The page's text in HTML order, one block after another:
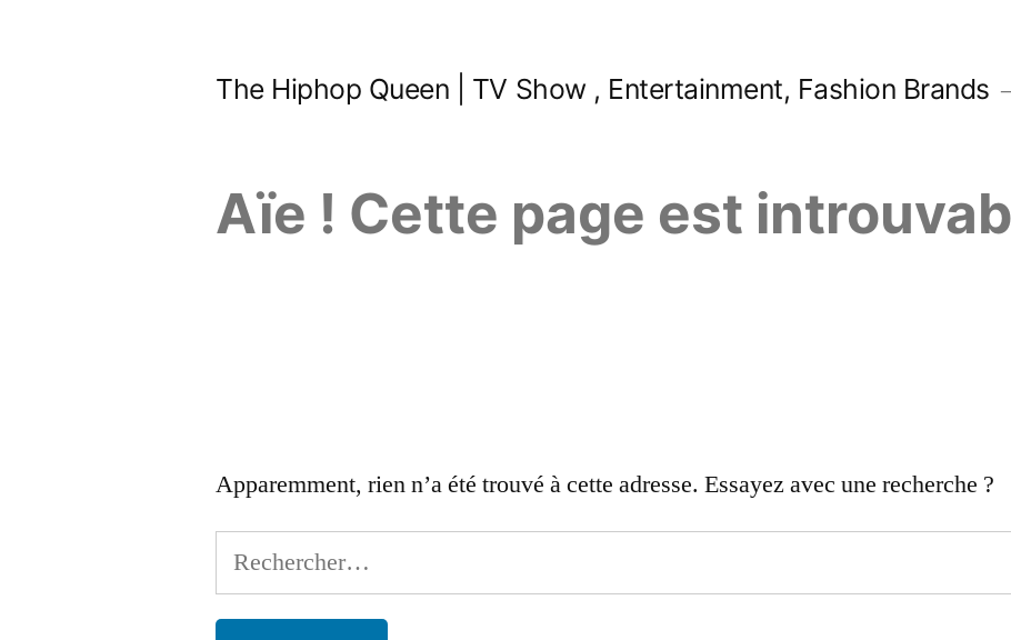
The Hiphop Queen | TV Show , Entertainment, Fashion Brands
Aïe ! Cette page est
Apparemment, rien n’a été trouvé à cette adresse. Essayez avec une recherche ?
Rechercher :